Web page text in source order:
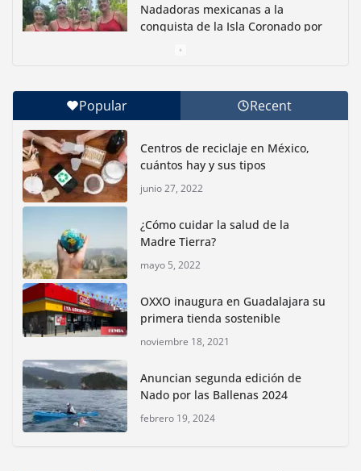
Nadadoras mexicanas a la
conquista de la Isla Coronado por
Con jornada informativa, Profepa y Humane World
for Animals buscan inhibir tráfico de aves
junio 15, 2026
Inauguran nuevo Embarcadero Cuemanco para
reactivar la zona lacustre de Xochimilco
junio 4, 2026
Rompe CDMX récords Reto Naturalista Urbano 2026 y
lidera la biodiversidad nacional
mayo 18, 2026
bioculturales para promover
huertos urbanos y jardines
polinizadores
Popular Recent
Centros de reciclaje en México,
cuántos hay y sus tipos
junio 27, 2022
¿Cómo cuidar la salud de la
Madre Tierra?
mayo 5, 2022
OXXO inaugura en Guadalajara su
primera tienda sostenible
noviembre 18, 2021
Anuncian segunda edición de
Nado por las Ballenas 2024
febrero 19, 2024